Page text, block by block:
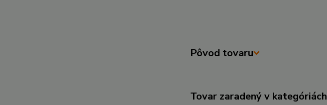
Pôvod tovaru
Tovar zaradený v kategóriách